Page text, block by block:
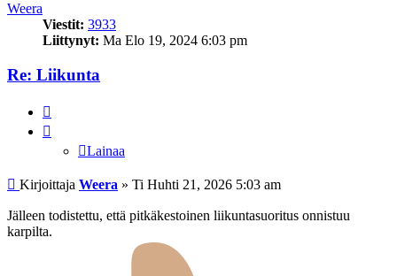
Weera
Viestit: 3933
Liittynyt: Ma Elo 19, 2024 6:03 pm
Re: Liikunta
Lainaa
Viesti
Kirjoittaja Weera » Ti Huhti 21, 2026 5:03 am
Jälleen todistettu, että pitkäkestoinen liikuntasuoritus onnistuu
karpilta.